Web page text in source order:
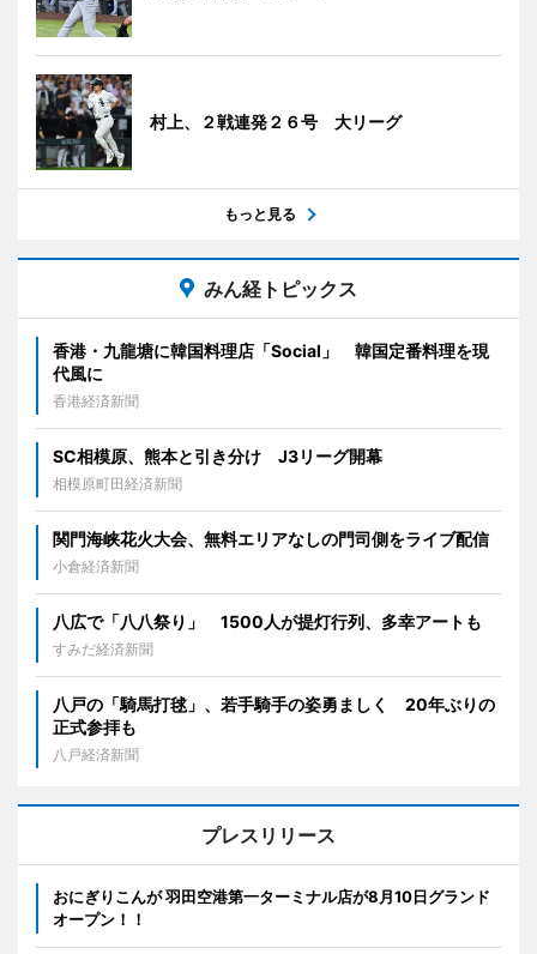
村上、２戦連発２６号 大リーグ
もっと見る
みん経トピックス
香港・九龍塘に韓国料理店「Social」 韓国定番料理を現
代風に
香港経済新聞
SC相模原、熊本と引き分け J3リーグ開幕
相模原町田経済新聞
関門海峡花火大会、無料エリアなしの門司側をライブ配信
小倉経済新聞
八広で「八八祭り」 1500人が提灯行列、多幸アートも
すみだ経済新聞
八戸の「騎馬打毬」、若手騎手の姿勇ましく 20年ぶりの
正式参拝も
八戸経済新聞
プレスリリース
おにぎりこんが 羽田空港第一ターミナル店が8月10日グランド
オープン！！